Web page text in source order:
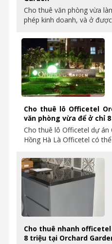
Cho thuê văn phòng vừa
phép kinh doanh, và ở
Cho thuê lô Officetel
văn phòng vừa để ở chỉ
Cho thuê lô Officetel dự án
Hồng Hà Là Officetel có
Cho thuê nhanh
8 triệu tại Orchard